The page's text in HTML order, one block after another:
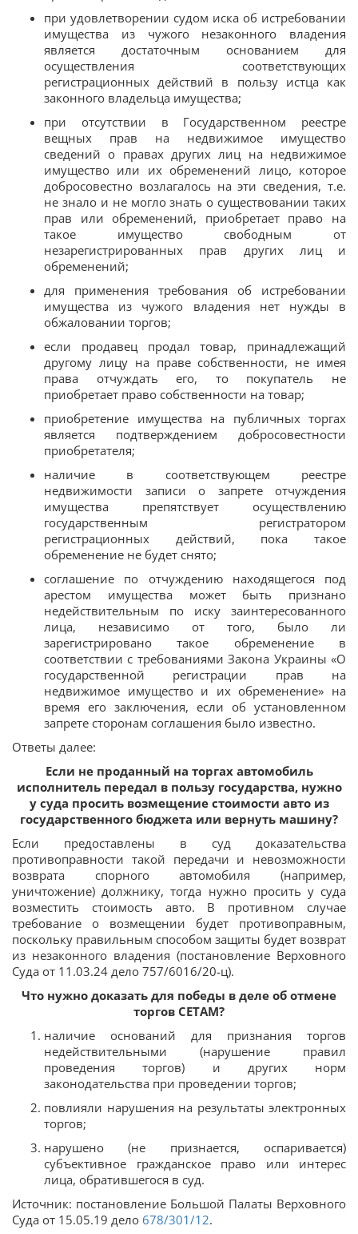
при удовлетворении судом иска об истребовании
имущества из чужого незаконного владения
является достаточным основанием для
осуществления соответствующих
регистрационных действий в пользу истца как
законного владельца имущества;
при отсутствии в Государственном реестре
вещных прав на недвижимое имущество
сведений о правах других лиц на недвижимое
имущество или их обременений лицо, которое
добросовестно возлагалось на эти сведения, т.е.
не знало и не могло знать о существовании таких
прав или обременений, приобретает право на
такое имущество свободным от
незарегистрированных прав других лиц и
обременений;
для применения требования об истребовании
имущества из чужого владения нет нужды в
обжаловании торгов;
если продавец продал товар, принадлежащий
другому лицу на праве собственности, не имея
права отчуждать его, то покупатель не
приобретает право собственности на товар;
приобретение имущества на публичных торгах
является подтверждением добросовестности
приобретателя;
наличие в соответствующем реестре
недвижимости записи о запрете отчуждения
имущества препятствует осуществлению
государственным регистратором
регистрационных действий, пока такое
обременение не будет снято;
соглашение по отчуждению находящегося под
арестом имущества может быть признано
недействительным по иску заинтересованного
лица, независимо от того, было ли
зарегистрировано такое обременение в
соответствии с требованиями Закона Украины «О
государственной регистрации прав на
недвижимое имущество и их обременение» на
время его заключения, если об установленном
запрете сторонам соглашения было известно.
Ответы далее:
Если не проданный на торгах автомобиль
исполнитель передал в пользу государства, нужно
у суда просить возмещение стоимости авто из
государственного бюджета или вернуть машину?
Если предоставлены в суд доказательства
противоправности такой передачи и невозможности
возврата спорного автомобиля (например,
уничтожение) должнику, тогда нужно просить у суда
возместить стоимость авто. В противном случае
требование о возмещении будет противоправным,
поскольку правильным способом защиты будет возврат
из незаконного владения (постановление Верховного
Суда от 11.03.24 дело 757/6016/20-ц).
Что нужно доказать для победы в деле об отмене
торгов СЕТАМ?
наличие оснований для признания торгов
недействительными (нарушение правил
проведения торгов) и других норм
законодательства при проведении торгов;
повлияли нарушения на результаты электронных
торгов;
нарушено (не признается, оспаривается)
субъективное гражданское право или интерес
лица, обратившегося в суд.
Источник: постановление Большой Палаты Верховного
Суда от 15.05.19 дело 678/301/12.